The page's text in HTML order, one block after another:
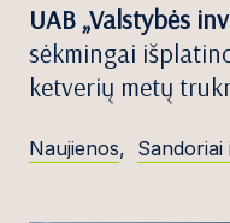
UAB „Valstybės
sėkmingai
ketverių metų
Naujienos,